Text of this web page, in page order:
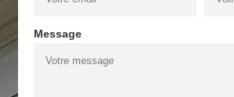
Message